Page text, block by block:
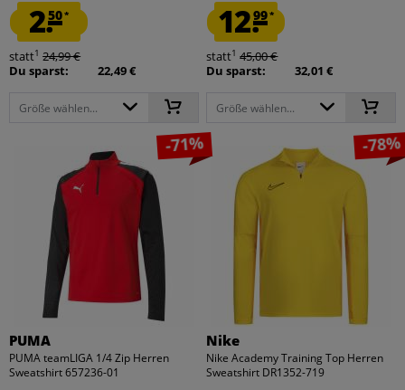
2.50*
statt1 24,99 €
Du sparst:
22,49 €
Größe wählen...
12.99*
statt1 45,00 €
Du sparst:
32,01 €
Größe wählen...
-71%
PUMA
PUMA teamLIGA 1/4 Zip Herren
Sweatshirt 657236-01
-78%
Nike
Nike Academy Training Top Herren
Sweatshirt DR1352-719